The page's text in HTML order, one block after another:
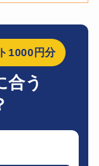
1000円分
合う